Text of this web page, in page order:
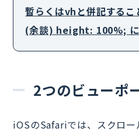
暫らくはvhと併記するこ
(余談) height: 100%; に
2つのビューポ
iOSのSafariでは、スクロ